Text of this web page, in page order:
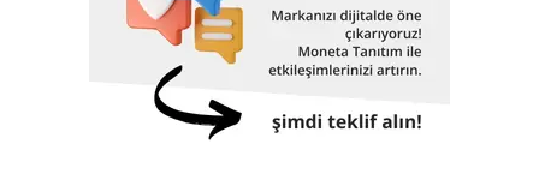
Sultan Selim Köprüsü, Osman Gazi Köprüsü, 1915
Çanakkale Köprüsü, Yüksek Hızlı Tren, TCG Anadolu
Gemisi, Nene Hatun Sondaj Gemisi, Rize-Artvin Havalimanı,
birçok futbol stadyumu bunlardan sadece birkaçıdır.
Klaslama, yasal sertifikasyon, test, muayene,